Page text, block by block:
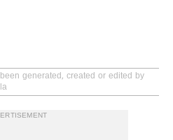
generated, created or edited by